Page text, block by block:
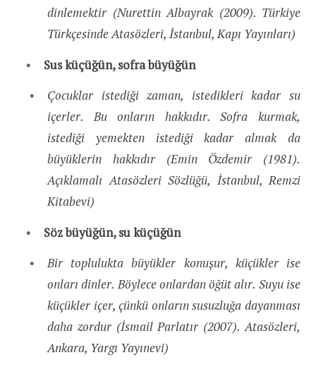
dinlemektir (Nurettin Albayrak (2009). Türkiye
Türkçesinde Atasözleri, İstanbul, Kapı Yayınları)
Sus küçüğün, sofra büyüğün
Çocuklar istediği zaman, istedikleri kadar su
içerler. Bu onların hakkıdır. Sofra kurmak,
istediği yemekten istediği kadar almak da
büyüklerin hakkıdır (Emin Özdemir (1981).
Açıklamalı Atasözleri Sözlüğü, İstanbul, Remzi
Kitabevi)
Söz büyüğün, su küçüğün
Bir toplulukta büyükler konuşur, küçükler ise
onları dinler. Böylece onlardan öğüt alır. Suyu ise
küçükler içer, çünkü onların susuzluğa dayanması
daha zordur (İsmail Parlatır (2007). Atasözleri,
Ankara, Yargı Yayınevi)